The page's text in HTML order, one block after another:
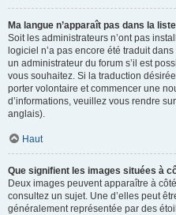
Ma langue n’apparaît pas dans la
Soit les administrateurs n’ont pas
logiciel n’a pas encore été traduit
un administrateur du forum s’il est
vous souhaitez. Si la traduction
porter volontaire et commencer une
d’informations, veuillez vous rendre sur
anglais).
Haut
Que signifient les images situées à
Deux images peuvent apparaître à
consultez un sujet. Une d’elles peut
généralement représentée par des